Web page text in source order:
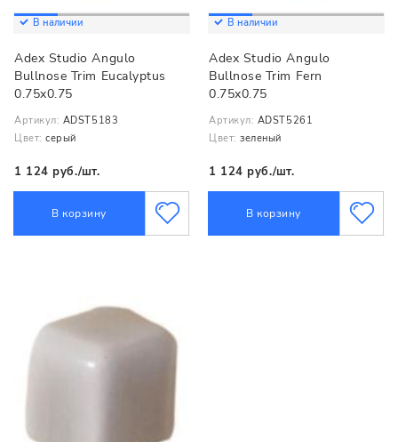
В наличии
Adex Studio Angulo
Bullnose Trim Eucalyptus
0.75x0.75
Артикул: ADST5183
Цвет: серый
1 124 руб./шт.
В корзину
В наличии
Adex Studio Angulo
Bullnose Trim Fern
0.75x0.75
Артикул: ADST5261
Цвет: зеленый
1 124 руб./шт.
В корзину